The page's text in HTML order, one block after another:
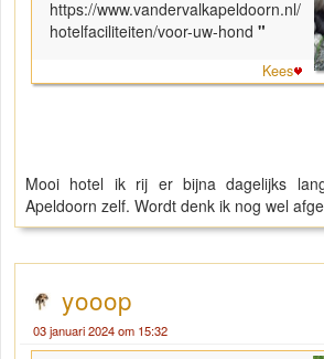
https://www.vandervalkapeldoorn.nl/
hotelfaciliteiten/voor-uw-hond "
Kees
Mooi hotel ik rij er bijna dagelijks
Apeldoorn zelf. Wordt denk ik nog wel
yooop
03 januari 2024 om 15:32